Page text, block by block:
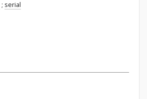
; serial